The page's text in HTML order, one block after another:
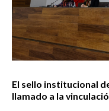
El sello institucional
llamado a la